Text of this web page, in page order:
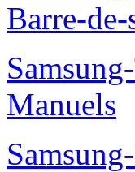
Barre-
Manuels